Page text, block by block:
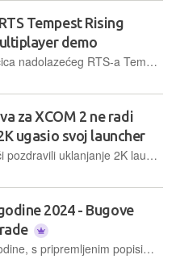
Tempest Rising
demo
Nova demo inačica nadolazećeg RTS-a Tempest Rising nudi priliku za kratkotrajno isprobavanje multiplayer načina igranja protiv drugih igrača, kao i skirmish opcije protiv računala
za XCOM 2 ne radi
ugasio svoj launcher
Premda su igrači pozdravili uklanjanje 2K launchera, ljubitelji XCOM-a 2 muku muče s time kako pokrenuti igru s modifikacijama na koje su navikli
2024 - Bugove
Krajem svake godine, s pripremljenim popisima igara koje su nam zapele za oko, tradicionalno vam podastiremo našu ideju o najboljim naslovima u proteklih dvanaest mjeseci